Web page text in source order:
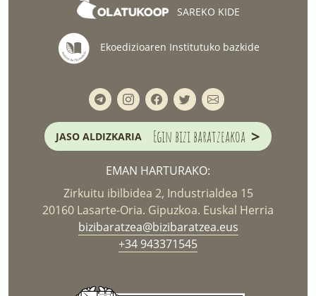
SAREKO KIDE
Ekoedizioaren Institutuko bazkide
JASO ALDIZKARIA Egin bizi baratzeakoa >
EMAN HARTURAKO:
Zirkuitu ibilbidea 2, Industrialdea 15
20160 Lasarte-Oria. Gipuzkoa. Euskal Herria
bizibaratzea@bizibaratzea.eus
+34 943371545